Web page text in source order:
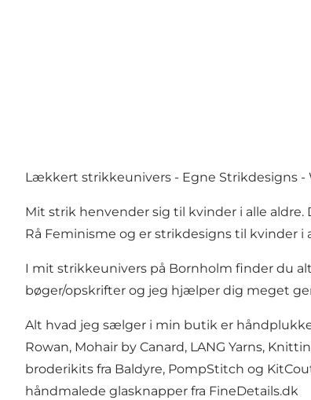
Lækkert strikkeunivers - Egne Strikdesigns -
Mit strik henvender sig til kvinder i alle
Rå Feminisme og er strikdesigns til kvinder i
I mit strikkeunivers på Bornholm finder du
bøger/opskrifter og jeg hjælper dig meget
Alt hvad jeg sælger i min butik er
Rowan, Mohair by Canard, LANG Yarns,
broderikits fra Baldyre, PompStitch og
håndmalede glasknapper fra FineDetails.dk